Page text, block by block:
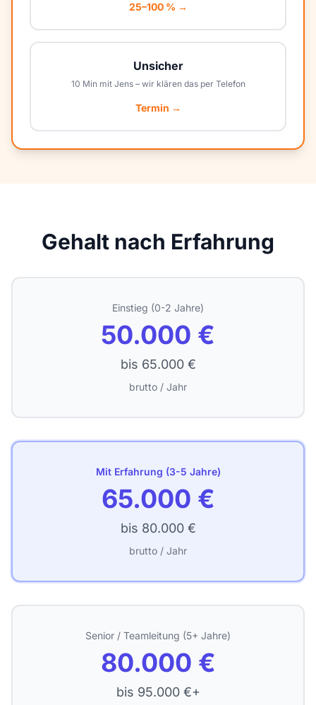
25–100 % →
Unsicher
10 Min mit Jens – wir klären das per Telefon
Termin →
Gehalt nach Erfahrung
Einstieg (0-2 Jahre)
50.000 €
bis 65.000 €
brutto / Jahr
Mit Erfahrung (3-5 Jahre)
65.000 €
bis 80.000 €
brutto / Jahr
Senior / Teamleitung (5+ Jahre)
80.000 €
bis 95.000 €+